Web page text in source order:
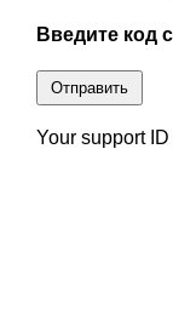
Введите код
Отправить
Your support